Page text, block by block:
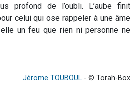
profond de l’oubli. L’aube finit
celui qui ose rappeler à une âme
un feu que rien ni personne ne
Jérome TOUBOUL - © Torah-Box